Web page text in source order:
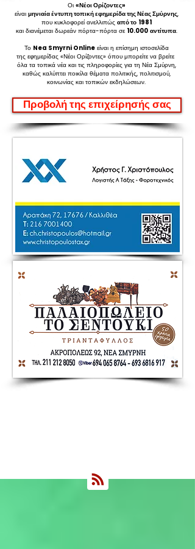
Οι «Νέοι Ορίζοντες»
είναι μηνιαία έντυπη τοπική εφημερίδα της Νέας Σμύρνης,
που κυκλοφορεί ανελλιπώς από το 1981
και διανέμεται δωρεάν πόρτα-πόρτα σε 10.000 αντίτυπα.
Το Nea Smyrni Onlineείναι η επίσημη ιστοσελίδα
της εφημερίδας «Νέοι Ορίζοντες» όπου μπορείτε να βρείτε
όλα τα τοπικά νέα και τις πληροφορίες για τη Νέα Σμύρνη,
καθώς καλύπτει ποικίλα θέματα πολιτικής, πολιτισμού,
κοινωνίας και τοπικών εκδηλώσεων.
Προβολή της επιχείρησής σας